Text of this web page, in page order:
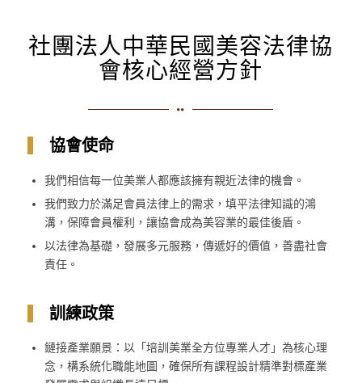
社團法人中華民國美容法律協
會核心經營方針
協會使命
我們相信每一位美業人都應該擁有親近法律的機會。
我們致力於滿足會員法律上的需求，填平法律知識的鴻
溝，保障會員權利，讓協會成為美容業的最佳後盾。
以法律為基礎，發展多元服務，傳遞好的價值，善盡社會
責任。
訓練政策
鏈接產業願景：以「培訓美業全方位專業人才」為核心理
念，構系統化職能地圖，確保所有課程設計精準對標產業